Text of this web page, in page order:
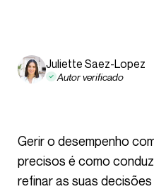
Juliette Saez-Lopez
Autor verificado
Gerir o desempenho comercial sem dados
precisos é como
refinar as suas